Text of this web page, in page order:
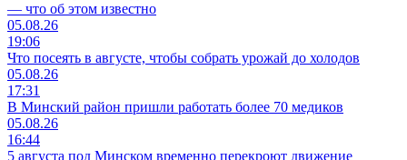
— что об этом известно
05.08.26
19:06
Что посеять в августе, чтобы собрать урожай до холодов
05.08.26
17:31
В Минский район пришли работать более 70 медиков
05.08.26
16:44
5 августа под Минском временно перекроют движение